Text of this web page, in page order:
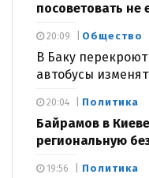
посоветовать не
Общество
В Баку
автобусы
20:09
Политика
Байрамов в
региональную
20:04
Политика
19:56